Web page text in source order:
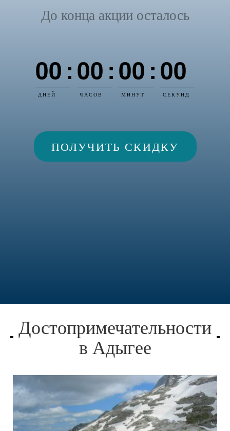
До конца акции осталось
00:
ДНЕЙ
00:
ЧАСОВ
00:
МИНУТ
00
СЕКУНД
ПОЛУЧИТЬ СКИДКУ
Достопримечательности
в Адыгее